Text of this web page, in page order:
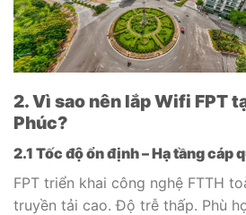
2. Vì sao nên lắp Wifi FPT
Phúc?
2.1 Tốc độ ổn định – Hạ tầng cáp
FPT triển khai công nghệ FTTH
truyền tải cao. Độ trễ thấp. Phù